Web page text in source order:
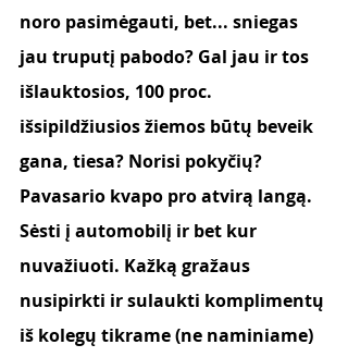
noro pasimėgauti, bet... sniegas
jau truputį pabodo? Gal jau ir tos
išlauktosios, 100 proc.
išsipildžiusios žiemos būtų beveik
gana, tiesa? Norisi pokyčių?
Pavasario kvapo pro atvirą langą.
Sėsti į automobilį ir bet kur
nuvažiuoti. Kažką gražaus
nusipirkti ir sulaukti komplimentų
iš kolegų tikrame (ne naminiame)